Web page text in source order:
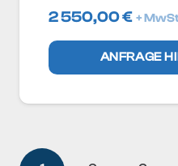
2 550,00€ +
ANFRAGE